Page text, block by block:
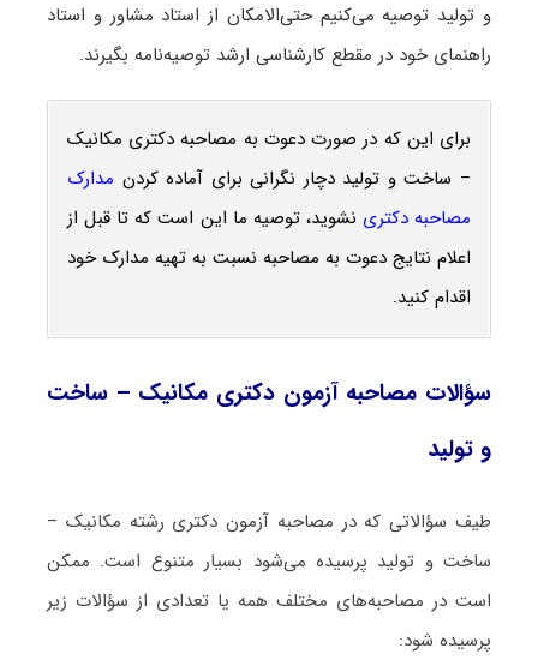
و تولید توصیه می‌کنیم حتی‌الامکان از استاد مشاور و استاد
راهنمای خود در مقطع کارشناسی ارشد توصیه‌نامه بگیرند.
برای این که در صورت دعوت به مصاحبه دکتری مکانیک
– ساخت و تولید دچار نگرانی برای آماده کردن مدارک
مصاحبه دکتری نشوید، توصیه ما این است که تا قبل از
اعلام نتایج دعوت به مصاحبه نسبت به تهیه مدارک خود
اقدام کنید.
سؤالات مصاحبه آزمون دکتری مکانیک – ساخت
و تولید
طیف سؤالاتی که در مصاحبه آزمون دکتری رشته مکانیک –
ساخت و تولید پرسیده می‌شود بسیار متنوع است. ممکن
است در مصاحبه‌های مختلف همه یا تعدادی از سؤالات زیر
پرسیده شود: